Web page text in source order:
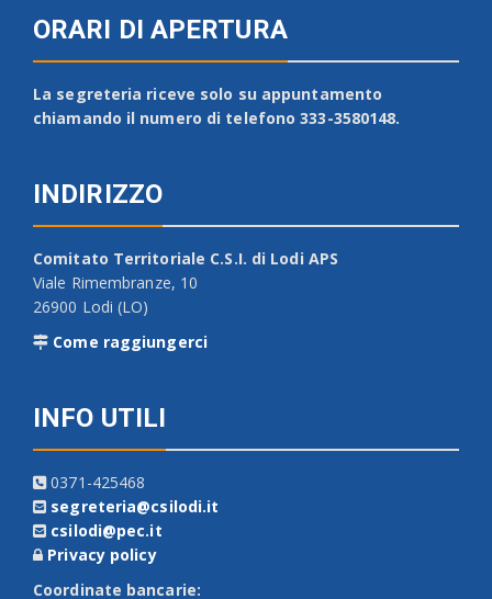
ORARI DI APERTURA
La segreteria riceve solo su appuntamento
chiamando il numero di telefono 333-3580148.
INDIRIZZO
Comitato Territoriale C.S.I. di Lodi APS
Viale Rimembranze, 10
26900 Lodi (LO)
Come raggiungerci
INFO UTILI
0371-425468
segreteria@csilodi.it
csilodi@pec.it
Privacy policy
Coordinate bancarie: